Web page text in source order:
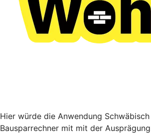
Hier würde die Anwendung Schwäbisch
Bausparrechner mit mit der